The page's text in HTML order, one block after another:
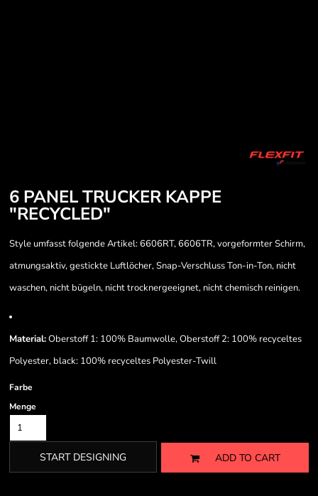
6 PANEL TRUCKER KAPPE
"RECYCLED"
Style umfasst folgende Artikel: 6606RT, 6606TR, vorgeformter Schirm,
atmungsaktiv, gestickte Luftlöcher, Snap-Verschluss Ton-in-Ton, nicht
waschen, nicht bügeln, nicht trocknergeeignet, nicht chemisch reinigen.
Material:Oberstoff 1: 100% Baumwolle, Oberstoff 2: 100% recyceltes
Polyester, black: 100% recyceltes Polyester-Twill
Farbe
Menge
START DESIGNING ADD TO CART